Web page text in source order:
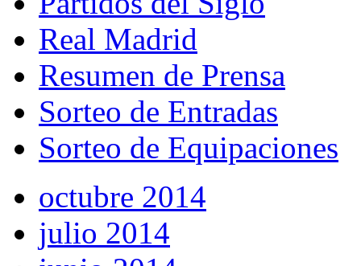
Real Madrid
Resumen de Prensa
Sorteo de Entradas
Sorteo de Equipaciones
octubre 2014
julio 2014